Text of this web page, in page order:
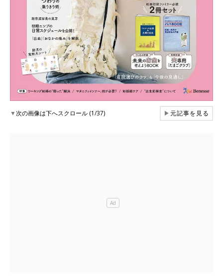
▼次の画像は下へスクロール (1/37) ▶元記事を見る